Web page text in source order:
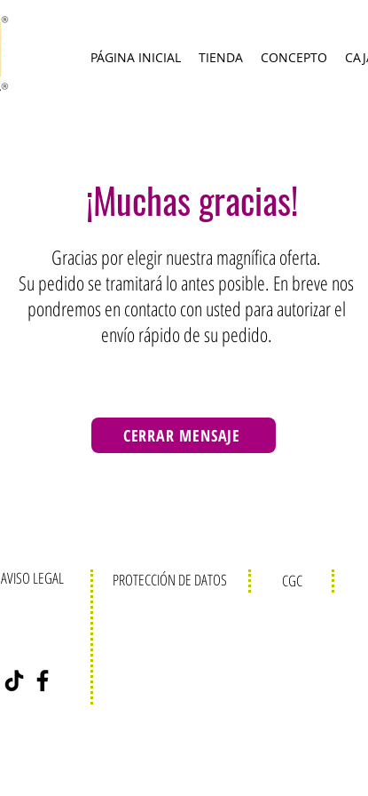
PÁGINA INICIAL TIENDA CONCEPTO
Gracias por elegir nuestra magnífica oferta.
Su pedido se tramitará lo antes posible. En breve nos
pondremos en contacto con usted para autorizar el
envío rápido de su pedido.
¡Muchas gracias!
CERRAR MENSAJE
AVISO LEGAL PROTECCIÓN DE DATOS CGC